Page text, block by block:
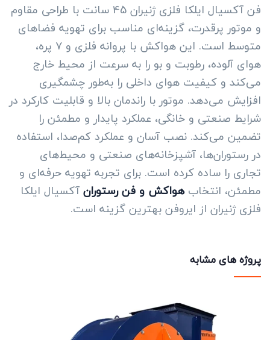
فن آکسیال ایلکا فلزی ژنیران 45 سانت با طراحی مقاوم
و موتور پرقدرت، گزینه‌ای مناسب برای تهویه فضاهای
متوسط است. این هواکش با پروانه فلزی و ۷ پره،
هوای آلوده، رطوبت و بو را به سرعت از محیط خارج
می‌کند و کیفیت هوای داخلی را به‌طور چشمگیری
افزایش می‌دهد. موتور با راندمان بالا و قابلیت کارکرد در
شرایط صنعتی و خانگی، عملکرد پایدار و مطمئن را
تضمین می‌کند. نصب آسان و عملکرد کم‌صدا، استفاده
در رستوران‌ها، آشپزخانه‌های صنعتی و محیط‌های
تجاری را ساده کرده است. برای تجربه تهویه حرفه‌ای و
مطمئن، انتخابهواکش و فن رستورانآکسیال ایلکا
فلزی ژنیران از ایروفن بهترین گزینه است.
پروژه های مشابه